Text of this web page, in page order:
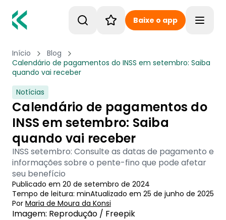
Baixe o app
Início
Blog
Calendário de pagamentos do INSS em setembro: Saiba
quando vai receber
Notícias
Calendário de pagamentos do
INSS em setembro: Saiba
quando vai receber
INSS setembro: Consulte as datas de pagamento e
informações sobre o pente-fino que pode afetar
seu benefício
Publicado em 20 de setembro de 2024
Tempo de leitura: minAtualizado em 25 de junho de 2025
Por Maria de Moura da Konsi
Imagem: Reprodução / Freepik